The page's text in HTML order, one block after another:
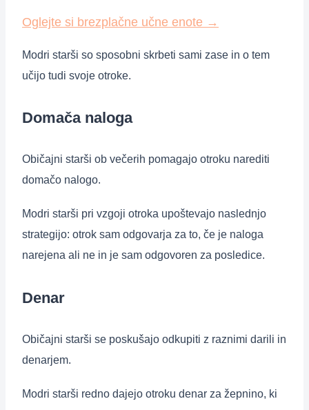
Oglejte si brezplačne učne enote →
Modri starši so sposobni skrbeti sami zase in o tem
učijo tudi svoje otroke.
Domača naloga
Običajni starši ob večerih pomagajo otroku narediti
domačo nalogo.
Modri starši pri vzgoji otroka upoštevajo naslednjo
strategijo: otrok sam odgovarja za to, če je naloga
narejena ali ne in je sam odgovoren za posledice.
Denar
Običajni starši se poskušajo odkupiti z raznimi darili in
denarjem.
Modri starši redno dajejo otroku denar za žepnino, ki